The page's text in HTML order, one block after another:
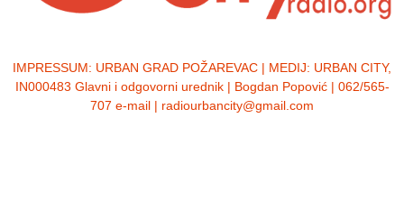
IMPRESSUM: URBAN GRAD POŽAREVAC | MEDIJ: URBAN CITY,
IN000483 Glavni i odgovorni urednik | Bogdan Popović | 062/565-
707 e-mail | radiourbancity@gmail.com